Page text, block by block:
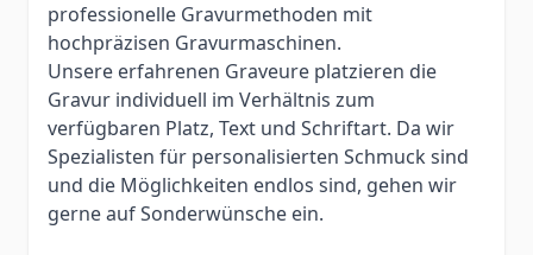
professionelle Gravurmethoden mit
hochpräzisen Gravurmaschinen.
Unsere erfahrenen Graveure platzieren die
Gravur individuell im Verhältnis zum
verfügbaren Platz, Text und Schriftart. Da wir
Spezialisten für personalisierten Schmuck sind
und die Möglichkeiten endlos sind, gehen wir
gerne auf Sonderwünsche ein.